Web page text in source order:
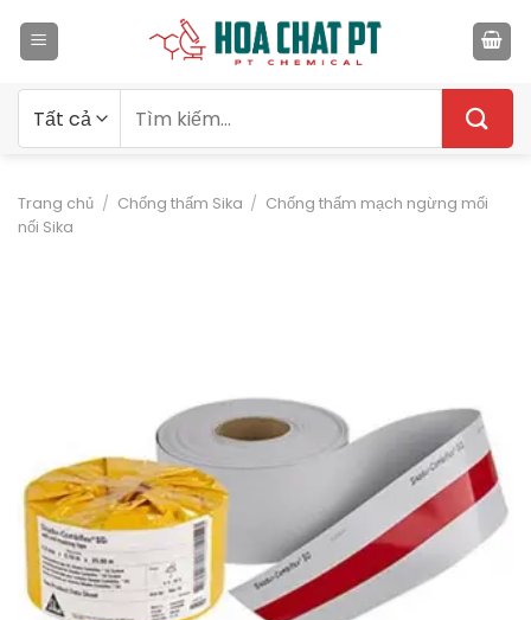
qua
kiếm:
Trang chủ / Chống thấm Sika / Chống thấm mạch ngừng mối
nối Sika